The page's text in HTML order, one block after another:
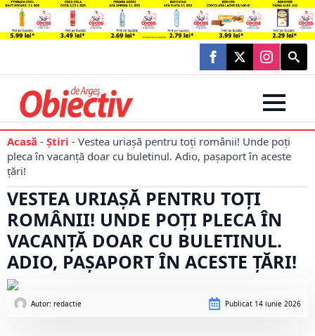
Search
for:
Acasă - Știri - Vestea uriașă pentru toți românii! Unde poți
pleca în vacanță doar cu buletinul. Adio, pașaport în aceste
țări!
VESTEA URIAȘĂ PENTRU TOȚI
ROMÂNII! UNDE POȚI PLECA ÎN
VACANȚĂ DOAR CU BULETINUL.
ADIO, PAȘAPORT ÎN ACESTE ȚĂRI!
Autor: redactie Publicat 14 iunie 2026